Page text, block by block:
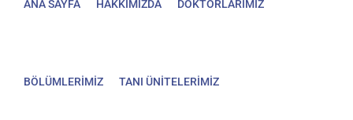
ANA SAYFA HAKKIMIZDA DOKTORLARIMIZ
BÖLÜMLERİMİZ TANI ÜNİTELERİMİZ